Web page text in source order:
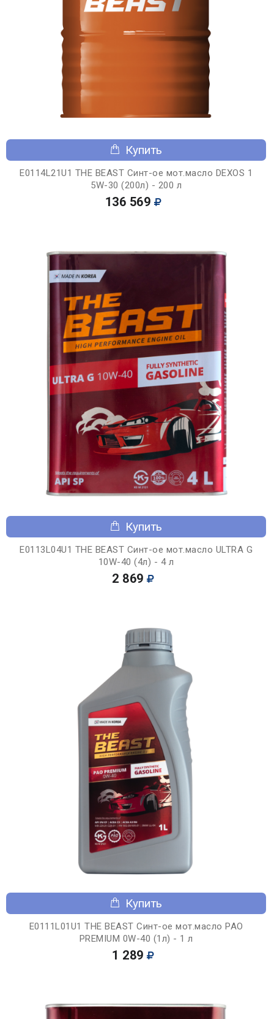
Купить
E0114L21U1 THE BEAST Синт-ое мот.масло DEXOS 1
5W-30 (200л) - 200 л
136 569
Купить
E0113L04U1 THE BEAST Синт-ое мот.масло ULTRA G
10W-40 (4л) - 4 л
2 869
Купить
E0111L01U1 THE BEAST Синт-ое мот.масло PAO
PREMIUM 0W-40 (1л) - 1 л
1 289